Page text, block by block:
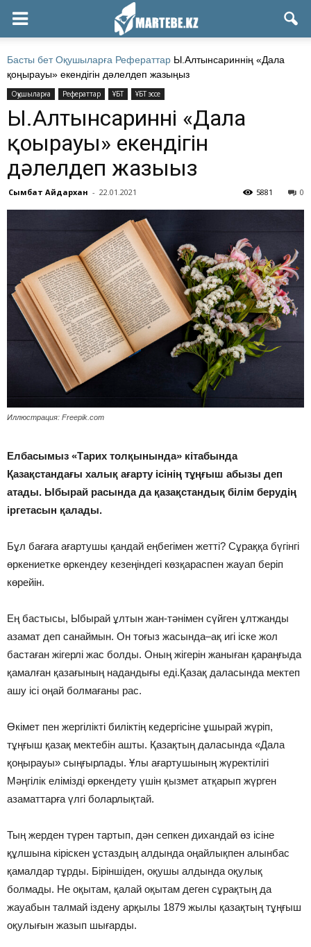
Басты бет Оқушыларға Рефераттар Ы.Алтынсариннің «Дала
қоңырауы» екендігін дәлелдеп жазыңыз
Оқушыларға Рефераттар ҰБТ ҰБТ эссе
Ы.Алтынсариннің «Дала
қоңырауы» екендігін
дәлелдеп жазыңыз
Сымбат Айдархан - 22.01.2021 0
5881
Иллюстрация: Freepik.com
Елбасымыз «Тарих толқынында» кітабында
Қазақстандағы халық ағарту ісінің тұңғыш абызы деп
атады. Ыбырай расында да қазақстандық білім берудің
іргетасын қалады.
Бұл бағаға ағартушы қандай еңбегімен жетті? Сұраққа бүгінгі
өркениетке өркендеу кезеңіндегі көзқараспен жауап беріп
көрейін.
Ең бастысы, Ыбырай ұлтын жан-тәнімен сүйген ұлтжанды
азамат деп санаймын. Он тоғыз жасында–ақ игі іске жол
бастаған жігерлі жас болды. Оның жігерін жаныған қараңғыда
қамалған қазағының надандығы еді.Қазақ даласында мектеп
ашу ісі оңай болмағаны рас.
Өкімет пен жергілікті биліктің кедергісіне ұшырай жүріп,
тұңғыш қазақ мектебін ашты. Қазақтың даласында «Дала
қоңырауы» сыңғырлады. Ұлы ағартушының жүректілігі
Мәңгілік елімізді өркендету үшін қызмет атқарып жүрген
азаматтарға үлгі боларлықтай.
Тың жерден түрен тартып, дән сепкен дихандай өз ісіне
құлшына кіріскен ұстаздың алдында оңайлықпен алынбас
қамалдар тұрды. Біріншіден, оқушы алдында оқулық
болмады. Не оқытам, қалай оқытам деген сұрақтың да
жауабын талмай іздену арқылы 1879 жылы қазақтың тұңғыш
оқулығын жазып шығарды.